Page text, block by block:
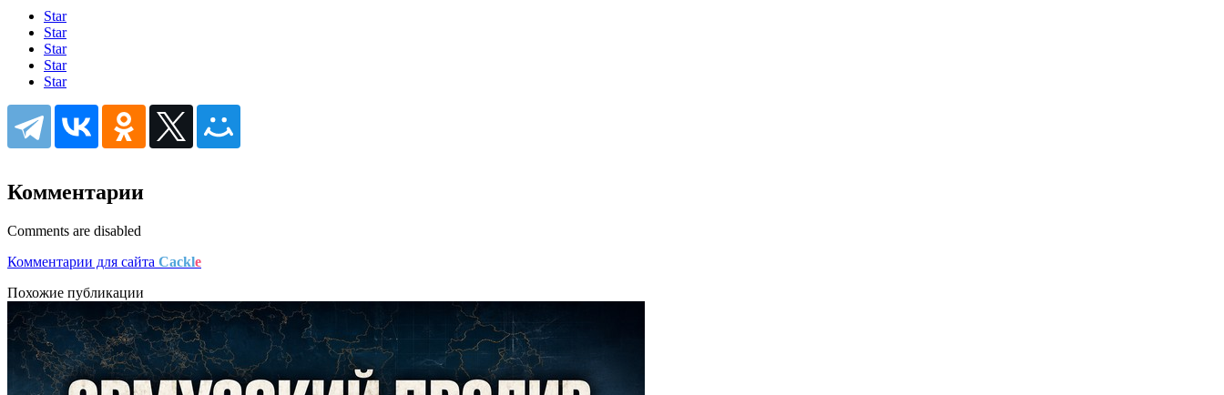
Star
Star
Star
Star
Star
Комментарии
Comments are disabled
Комментарии для сайта Cackle
Похожие публикации